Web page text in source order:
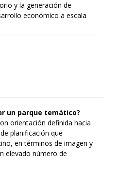
y la generación de
económico a escala
un parque temático?
orientación definida hacia
planificación que
en términos de imagen y
elevado número de